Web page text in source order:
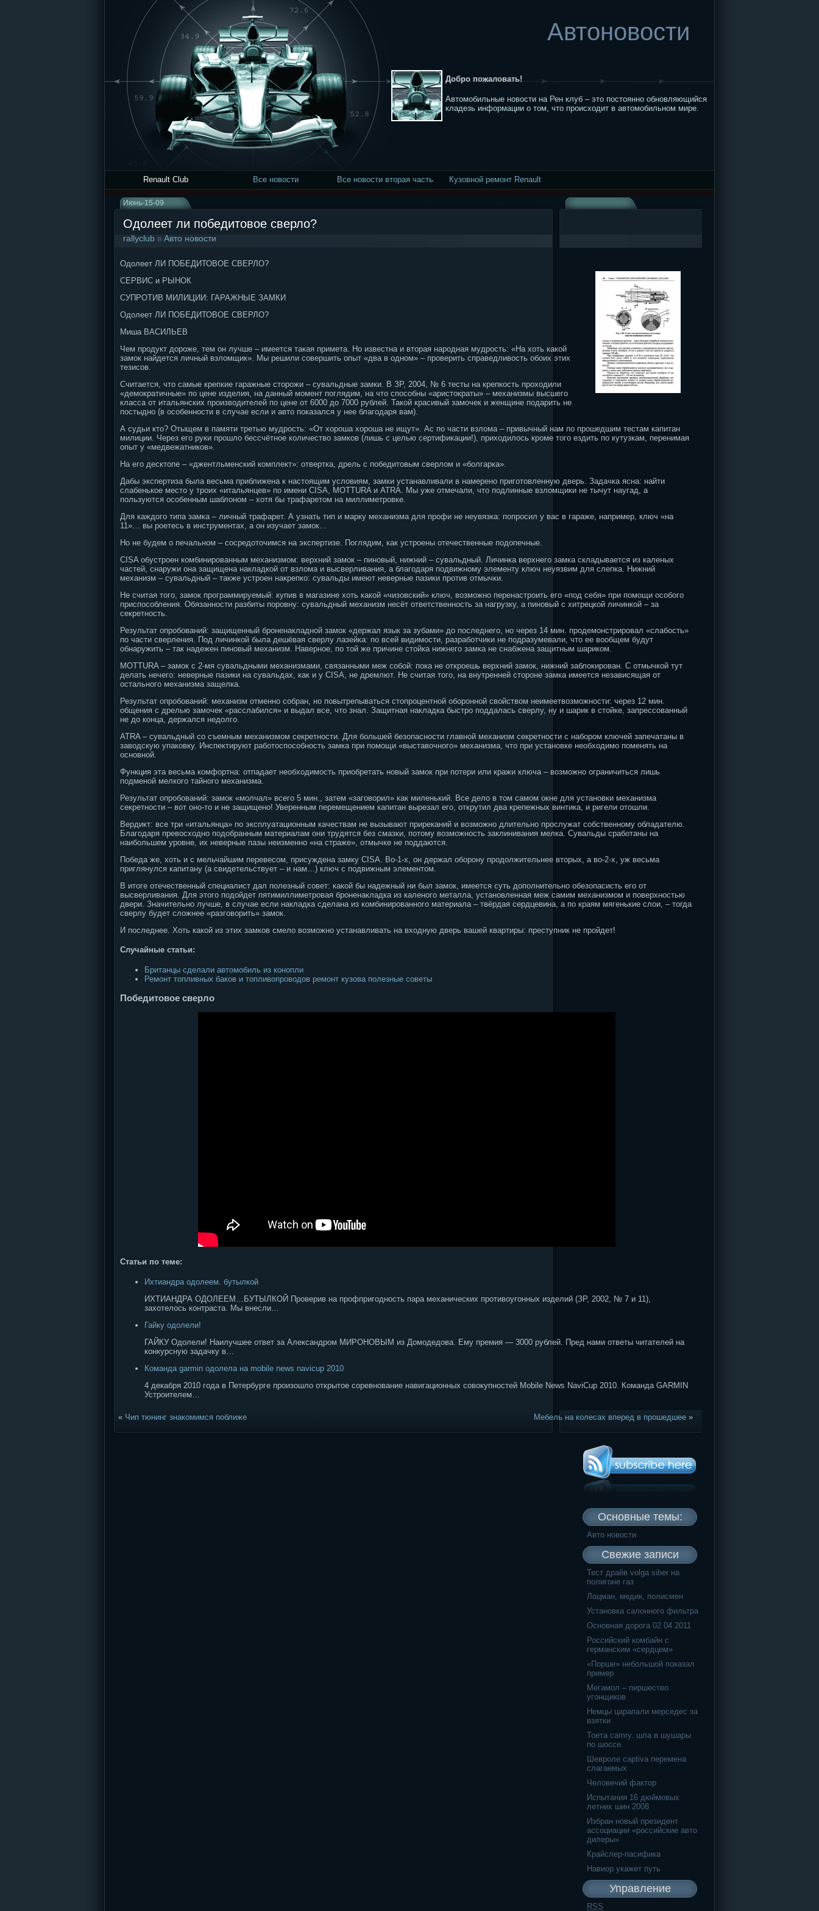
Автоновости
Добро пожаловать!
Автомобильные новости на Рен клуб – это постоянно обновляющийся
кладезь информации о том, что происходит в автомобильном мире.
Renault Club Все новости Все новости вторая часть Кузовной ремонт Renault
Июнь-15-09
Одолеет ли победитовое cверло?
rallyclub в Авто новости
Одолеет ЛИ ПОБЕДИТОВОЕ CВЕРЛО?
СЕРВИС и РЫНОК
СУПРОТИВ МИЛИЦИИ: ГАРАЖНЫЕ ЗАМКИ
Одолеет ЛИ ПОБЕДИТОВОЕ CВЕРЛО?
Миша ВАСИЛЬЕВ
Чем продукт дороже, тем он лучше – имеется такая примета. Но известна и вторая народная мудрость: «На хоть какой
замок найдется личный взломщик». Мы решили совершить опыт «два в одном» – проверить справедливость обоих этих
тезисов.
Считается, что самые крепкие гаражные сторожи – сувальдные замки. В ЗР, 2004, № 6 тесты на крепкость проходили
«демократичные» по цене изделия, на данный момент поглядим, на что способны «аристократы» – механизмы высшего
класса от итальянских производителей по цене от 6000 до 7000 рублей. Такой красивый замочек и женщине подарить не
постыдно (в особенности в случае если и авто показался у нее благодаря вам).
А судьи кто? Отыщем в памяти третью мудрость: «От хороша хороша не ищут». Ас по части взлома – привычный нам по прошедшим тестам капитан
милиции. Через его руки прошло бессчётное количество замков (лишь с целью сертификации!), приходилось кроме того ездить по кутузкам, перенимая
опыт у «медвежатников».
На его десктопе – «джентльменский комплект»: отвертка, дрель с победитовым сверлом и «болгарка».
Дабы экспертиза была весьма приближена к настоящим условиям, замки устанавливали в намерено приготовленную дверь. Задачка ясна: найти
слабенькое место у троих «итальянцев» по имени CISA, MOTTURA и ATRA. Мы уже отмечали, что подлинные взломщики не тычут наугад, а
пользуются особенным шаблоном – хотя бы трафаретом на миллиметровке.
Для каждого типа замка – личный трафарет. А узнать тип и марку механизма для профи не неувязка: попросил у вас в гараже, например, ключ «на
11»… вы роетесь в инструментах, а он изучает замок…
Но не будем о печальном – сосредоточимся на экспертизе. Поглядим, как устроены отечественные подопечные.
CISA обустроен комбинированным механизмом: верхний замок – пиновый, нижний – сувальдный. Личинка верхнего замка складывается из каленых
частей, снаружи она защищена накладкой от взлома и высверливания, а благодаря подвижному элементу ключ неуязвим для слепка. Нижний
механизм – сувальдный – также устроен накрепко: сувальды имеют неверные пазики против отмычки.
Не считая того, замок программируемый: купив в магазине хоть какой «чизовский» ключ, возможно перенастроить его «под себя» при помощи особого
приспособления. Обязанности разбиты поровну: сувальдный механизм несёт ответственность за нагрузку, а пиновый с хитрецкой личинкой – за
секретность.
Результат опробований: защищенный броненакладной замок «держал язык за зубами» до последнего, но через 14 мин. продемонстрировал «слабость»
по части сверления. Под личинкой была дешёвая сверлу лазейка: по всей видимости, разработчики не подразумевали, что ее вообщем будут
обнаружить – так надежен пиновый механизм. Наверное, по той же причине стойка нижнего замка не снабжена защитным шариком.
MOTTURA – замок с 2-мя сувальдными механизмами, связанными меж собой: пока не откроешь верхний замок, нижний заблокирован. С отмычкой тут
делать нечего: неверные пазики на сувальдах, как и у CISA, не дремлют. Не считая того, на внутренней стороне замка имеется независящая от
остального механизма защелка.
Результат опробований: механизм отменно собран, но повытрепываться стопроцентной оборонной свойством неимеетвозможности: через 12 мин.
общения с дрелью замочек «расслабился» и выдал все, что знал. Защитная накладка быстро поддалась сверлу, ну и шарик в стойке, запрессованный
не до конца, держался недолго.
ATRA – сувальдный со съемным механизмом секретности. Для большей безопасности главной механизм секретности с набором ключей запечатаны в
заводскую упаковку. Инспектируют работоспособность замка при помощи «выставочного» механизма, что при установке необходимо поменять на
основной.
Функция эта весьма комфортна: отпадает необходимость приобретать новый замок при потери или кражи ключа – возможно ограничиться лишь
подменой мелкого тайного механизма.
Результат опробований: замок «молчал» всего 5 мин., затем «заговорил» как миленький. Все дело в том самом окне для установки механизма
секретности – вот оно-то и не защищено! Уверенным перемещением капитан вырезал его, открутил два крепежных винтика, и ригели отошли.
Вердикт: все три «итальянца» по эксплуатационным качествам не вызывают приреканий и возможно длительно прослужат собственному обладателю.
Благодаря превосходно подобранным материалам они трудятся без смазки, потому возможность заклинивания мелка. Сувальды сработаны на
наибольшем уровне, их неверные пазы неизменно «на страже», отмычке не поддаются.
Победа же, хоть и с мельчайшим перевесом, присуждена замку CISA. Во-1-х, он держал оборону продолжительнее вторых, а во-2-х, уж весьма
приглянулся капитану (а свидетельствует – и нам…) ключ с подвижным элементом.
В итоге отечественный специалист дал полезный совет: какой бы надежный ни был замок, имеется суть дополнительно обезопасисть его от
высверливания. Для этого подойдет пятимиллиметровая броненакладка из каленого металла, установленная меж самим механизмом и поверхностью
двери. Значительно лучше, в случае если накладка сделана из комбинированного материала – твёрдая сердцевина, а по краям мягенькие слои, – тогда
сверлу будет сложнее «разговорить» замок.
И последнее. Хоть какой из этих замков смело возможно устанавливать на входную дверь вашей квартиры: преступник не пройдет!
Случайные статьи:
Британцы сделали автомобиль из конопли
Ремонт топливных баков и топливопроводов ремонт кузова полезные советы
Победитовое сверло
Статьи по теме:
Ихтиандра одолеем. бутылкой
ИХТИАНДРА ОДОЛЕЕМ…БУТЫЛКОЙ Проверив на профпригодность пара механических противоугонных изделий (ЗР, 2002, № 7 и 11),
захотелось контраста. Мы внесли…
Гайку одолели!
ГАЙКУ Одолели! Наилучшее ответ за Александром МИРОНОВЫМ из Домодедова. Ему премия — 3000 рублей. Пред нами ответы читателей на
конкурсную задачку в…
Команда garmin одолела на mobile news navicup 2010
4 декабря 2010 года в Петербурге произошло открытое соревнование навигационных совокупностей Mobile News NaviCup 2010. Команда GARMIN
Устроителем…
« Чип тюнинг знакомимся поближе Мебель на колесах вперед в прошедшее »
Основные темы:
Авто новости
Свежие записи
Тест драйв volga siber на
полигоне газ
Лоцман, медик, полисмен
Установка салонного фильтра
Основная дорога 02 04 2011
Российский комбайн с
германским «сердцем»
«Порше» небольшой показал
пример
Мегамол – пиршество
угонщиков
Немцы царапали мерседес за
взятки
Тоета camry. шла в шушары
по шоссе.
Шевроле captiva перемена
слагаемых
Человечий фактор
Испытания 16 дюймовых
летних шин 2008
Избран новый президент
ассоциации «российские авто
дилеры»
Крайслер-пасифика
Навиор укажет путь
Управление
RSS